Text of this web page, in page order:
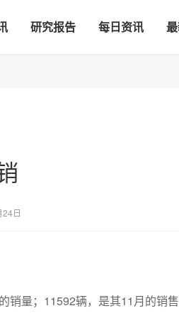
研究报告 每日资讯
日
销量；11592辆，是其11月的销